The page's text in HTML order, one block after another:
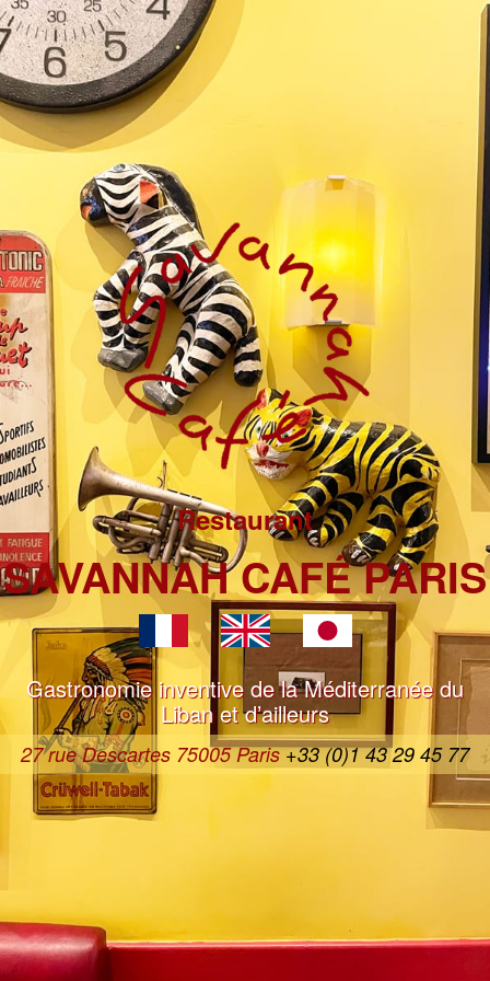
Restaurant
SAVANNAH CAFÉPARIS
Gastronomie inventive de la Méditerranée du
Liban et d’ailleurs
27 rue Descartes 75005 Paris +33 (0)1 43 29 45 77